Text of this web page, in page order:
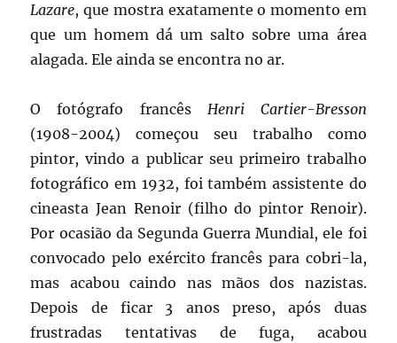
Lazare, que mostra exatamente o momento em
que um homem dá um salto sobre uma área
alagada. Ele ainda se encontra no ar.
O fotógrafo francês Henri Cartier-Bresson
(1908-2004) começou seu trabalho como
pintor, vindo a publicar seu primeiro trabalho
fotográfico em 1932, foi também assistente do
cineasta Jean Renoir (filho do pintor Renoir).
Por ocasião da Segunda Guerra Mundial, ele foi
convocado pelo exército francês para cobri-la,
mas acabou caindo nas mãos dos nazistas.
Depois de ficar 3 anos preso, após duas
frustradas tentativas de fuga, acabou